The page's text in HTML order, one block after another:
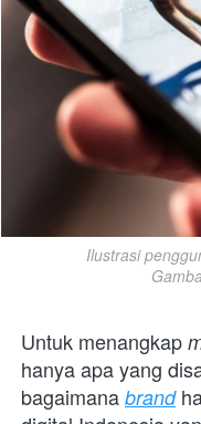
Ilustrasi
Untuk menangkap
hanya apa yang
bagaimana brand